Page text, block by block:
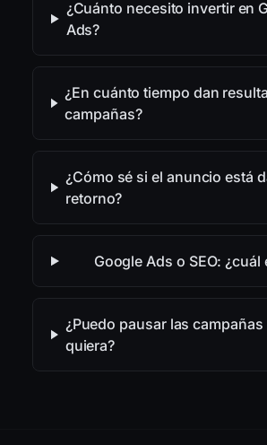
¿Cuánto necesito invertir en
Ads?
¿En cuánto tiempo dan
campañas?
¿Cómo sé si el anuncio está
retorno?
Google Ads o SEO: ¿cuál
¿Puedo pausar las
quiera?